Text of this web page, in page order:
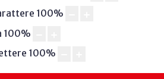
100%
100%
100%